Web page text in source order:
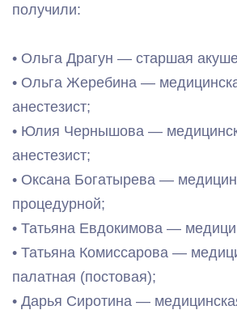
получили:
• Ольга Драгун — старшая
• Ольга Жеребина —
анестезист;
• Юлия Чернышова —
анестезист;
• Оксана Богатырева —
процедурной;
• Татьяна Евдокимова —
• Татьяна Комиссарова —
палатная (постовая);
• Дарья Сиротина —